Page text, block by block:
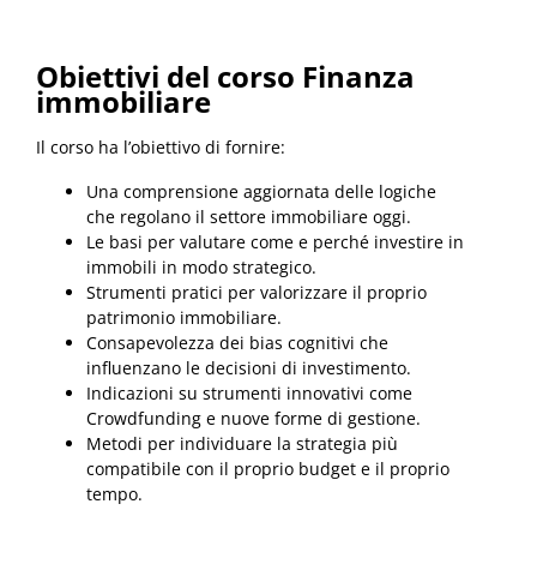
Obiettivi del corso Finanza
immobiliare
Il corso ha l’obiettivo di fornire:
Una comprensione aggiornata delle logiche
che regolano il settore immobiliare oggi.
Le basi per valutare come e perché investire in
immobili in modo strategico.
Strumenti pratici per valorizzare il proprio
patrimonio immobiliare.
Consapevolezza dei bias cognitivi che
influenzano le decisioni di investimento.
Indicazioni su strumenti innovativi come
Crowdfunding e nuove forme di gestione.
Metodi per individuare la strategia più
compatibile con il proprio budget e il proprio
tempo.